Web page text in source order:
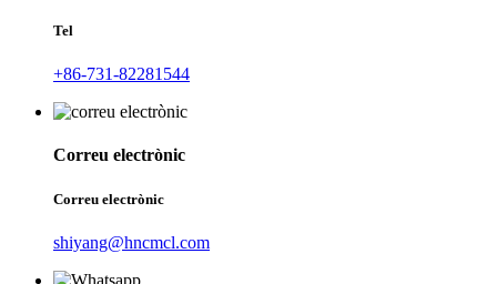
Tel
+86-731-82281544
Correu electrònic
Correu electrònic
shiyang@hncmcl.com